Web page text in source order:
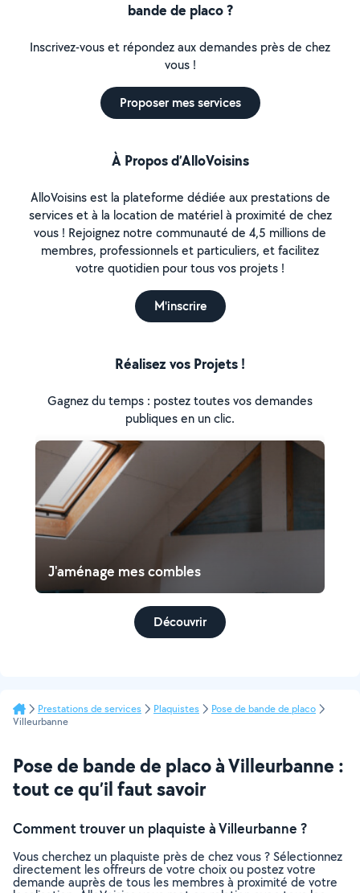
bande de placo ?
Inscrivez-vous et répondez aux demandes près de chez
vous !
Proposer mes services
À Propos d’AlloVoisins
AlloVoisins est la plateforme dédiée aux prestations de
services et à la location de matériel à proximité de chez
vous ! Rejoignez notre communauté de 4,5 millions de
membres, professionnels et particuliers, et facilitez
votre quotidien pour tous vos projets !
M'inscrire
Réalisez vos Projets !
Gagnez du temps : postez toutes vos demandes
publiques en un clic.
J'aménage mes combles
Découvrir
Prestations de services Plaquistes
Pose de bande de placo
Villeurbanne
Pose de bande de placo à Villeurbanne :
tout ce qu’il faut savoir
Comment trouver un plaquiste à Villeurbanne ?
Vous cherchez un plaquiste près de chez vous ? Sélectionnez
directement les offreurs de votre choix ou postez votre
demande auprès de tous les membres à proximité de votre